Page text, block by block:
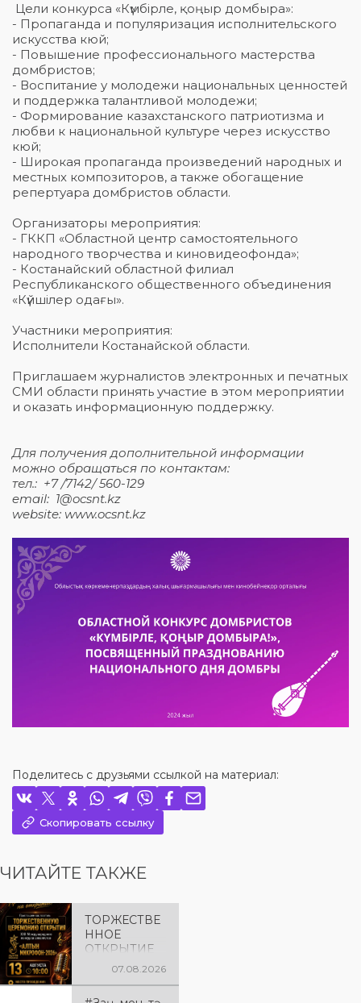
Цели конкурса «Күмбірле, қоңыр домбыра»:
- Пропаганда и популяризация исполнительского
искусства кюй;
- Повышение профессионального мастерства
домбристов;
- Воспитание у молодежи национальных ценностей
и поддержка талантливой молодежи;
- Формирование казахстанского патриотизма и
любви к национальной культуре через искусство
кюй;
- Широкая пропаганда произведений народных и
местных композиторов, а также обогащение
репертуара домбристов области.
Организаторы мероприятия:
- ГККП «Областной центр самостоятельного
народного творчества и киновидеофонда»;
- Костанайский областной филиал
Республиканского общественного объединения
«Күйшілер одағы».
Участники мероприятия:
Исполнители Костанайской области.
Приглашаем журналистов электронных и печатных
СМИ области принять участие в этом мероприятии
и оказать информационную поддержку.
Для получения дополнительной информации
можно обращаться по контактам:
тел.: +7 /7142/ 560-129
email: 1@ocsnt.kz
website: www.ocsnt.kz
Поделитесь с друзьями ссылкой на материал:
Скопировать ссылку
ЧИТАЙТЕ ТАКЖЕ
ТОРЖЕСТВЕ
ННОЕ
ОТКРЫТИЕ
«АЛТЫН
07.08.2026